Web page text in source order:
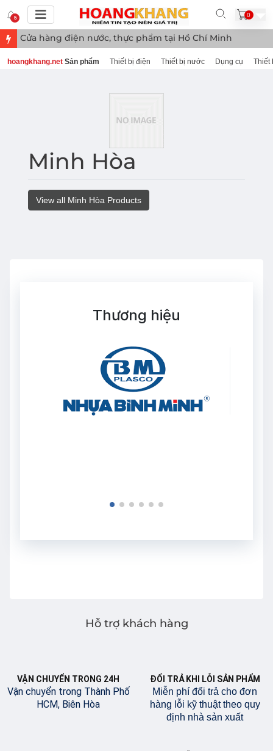
5 0
Cửa hàng điện nước, thực phẩm tại Hồ Chí Minh
hoangkhang.net Sản phẩm Thiết bị điện Thiết bị nước Dụng cụ Thiết
Minh Hòa
View all Minh Hòa Products
Thương hiệu
Hỗ trợ khách hàng
VẬN CHUYỂN TRONG 24H
Vận chuyển trong Thành Phố
HCM, Biên Hòa
ĐỔI TRẢ KHI LỖI SẢN PHẨM
Miễn phí đổi trả cho đơn
hàng lỗi kỹ thuật theo quy
định nhà sản xuất